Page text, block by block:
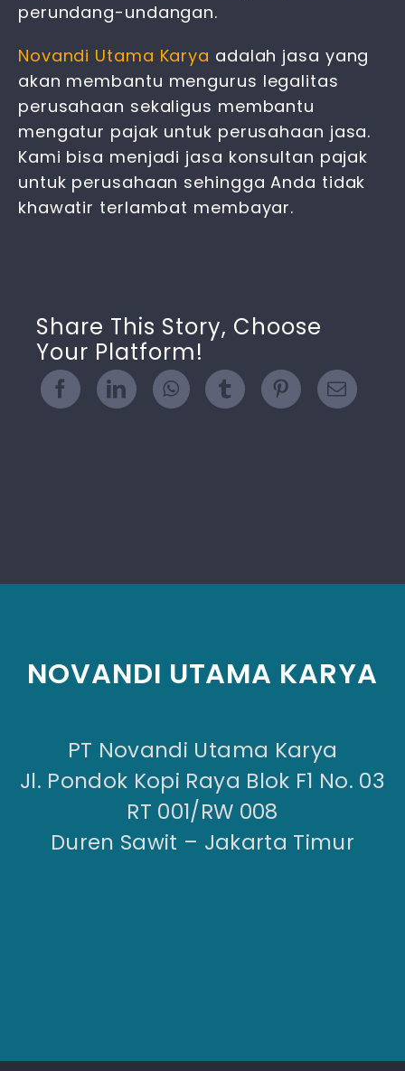
perundang-undangan.
Novandi Utama Karya adalah jasa yang
akan membantu mengurus legalitas
perusahaan sekaligus membantu
mengatur pajak untuk perusahaan jasa.
Kami bisa menjadi jasa konsultan pajak
untuk perusahaan sehingga Anda tidak
khawatir terlambat membayar.
Share This Story, Choose
Your Platform!
NOVANDI UTAMA KARYA
PT Novandi Utama Karya
Jl. Pondok Kopi Raya Blok F1 No. 03
RT 001/RW 008
Duren Sawit – Jakarta Timur